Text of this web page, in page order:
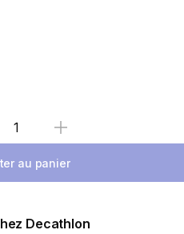
Sélectionnez la quantité
au panier
Decathlon